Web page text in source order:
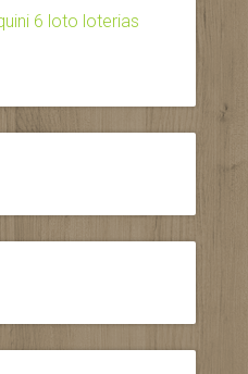
6 loto loterias